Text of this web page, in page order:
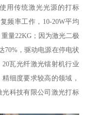
用传统激光光源的打标
频率工作，10-20W平均
量22KG；因为激光二极
70%，驱动电源在停电状
20瓦光纤激光镭射机行业
细度要求较高的领域，
科技有限公司激光打标